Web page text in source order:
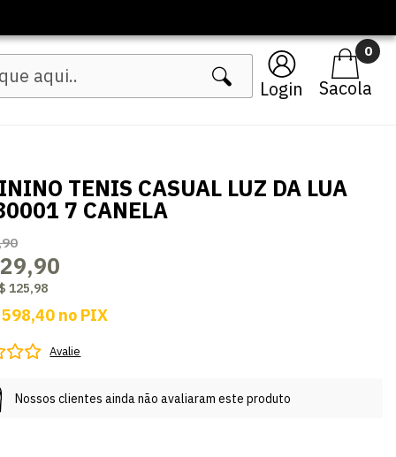
Login
0
TENIS CASUAL LUZ DA LUA
7 CANELA
125,98
598,40 no PIX
Avalie
Nossos clientes ainda não avaliaram este produto